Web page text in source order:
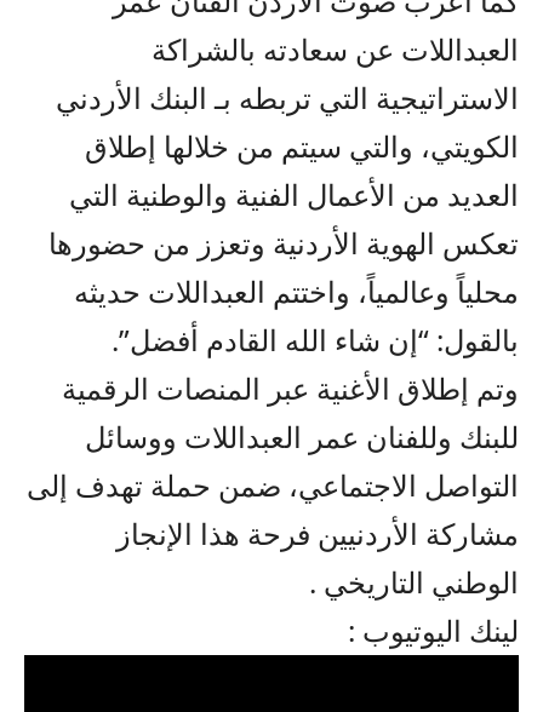
العبداللات عن سعادته بالشراكة
الاستراتيجية التي تربطه بـ البنك الأردني
الكويتي، والتي سيتم من خلالها إطلاق
العديد من الأعمال الفنية والوطنية التي
تعكس الهوية الأردنية وتعزز من حضورها
محلياً وعالمياً، واختتم العبداللات حديثه
بالقول: “إن شاء الله القادم أفضل”.
وتم إطلاق الأغنية عبر المنصات الرقمية
للبنك وللفنان عمر العبداللات ووسائل
التواصل الاجتماعي، ضمن حملة تهدف إلى
مشاركة الأردنيين فرحة هذا الإنجاز
الوطني التاريخي .
لينك اليوتيوب :